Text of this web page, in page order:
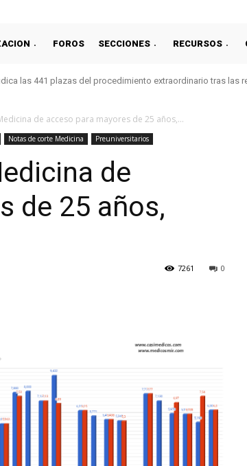
FOROS SECCIONES RECURSOS
las 441 plazas del procedimiento extraordinario tras las
de acceso para mayores de 25 años,...
Notas de corte Medicina Preuniversitarios
de
de 25 años,
0
7261